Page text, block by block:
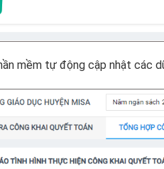
mềm tự động cập nhật các